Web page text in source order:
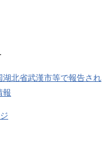
北省武漢市等で報告され
報